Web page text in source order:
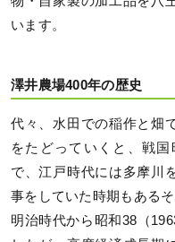
います。
澤井農場400年の歴史
代々、水田での稲作と畑
をたどっていくと、戦
で、江戸時代には多摩川
事をしていた時期もあるそ
明治時代から昭和38（